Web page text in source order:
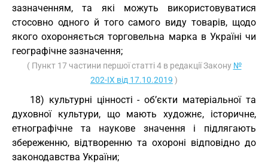
зазначенням, та які можуть використовуватися
стосовно одного й того самого виду товарів, щодо
якого охороняється торговельна марка в Україні чи
географічне зазначення;
( Пункт 17 частини першої статті 4 в редакції Закону №
202-IX від 17.10.2019 )
18) культурні цінності - об’єкти матеріальної та
духовної культури, що мають художнє, історичне,
етнографічне та наукове значення і підлягають
збереженню, відтворенню та охороні відповідно до
законодавства України;